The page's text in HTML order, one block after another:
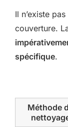
Il n’existe
couverture.
spécifique.
Méthode